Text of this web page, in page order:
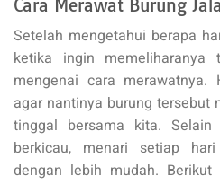
Cara Merawat Burung
Setelah mengetahui berapa
ketika ingin
mengenai cara
agar nantinya burung tersebut
tinggal bersama kita.
berkicau, menari setiap
dengan lebih mudah.